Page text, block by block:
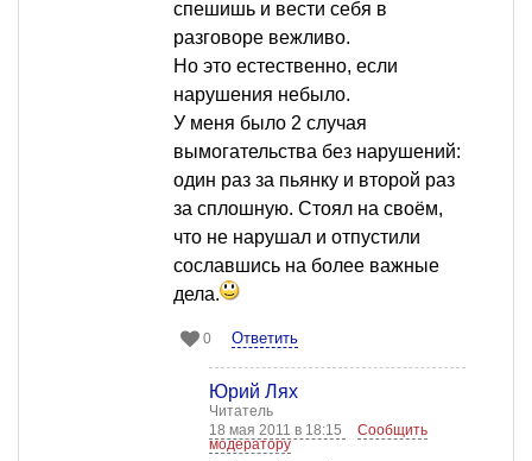
спешишь и вести себя в
разговоре вежливо.
Но это естественно, если
нарушения небыло.
У меня было 2 случая
вымогательства без нарушений:
один раз за пьянку и второй раз
за сплошную. Стоял на своём,
что не нарушал и отпустили
сославшись на более важные
дела.
0 Ответить
Юрий Лях
Читатель
18 мая 2011 в 18:15
Сообщить
модератору